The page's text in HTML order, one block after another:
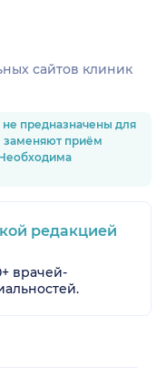
сайтов клиник
предназначены для
заменяют приём
редакцией
врачей-